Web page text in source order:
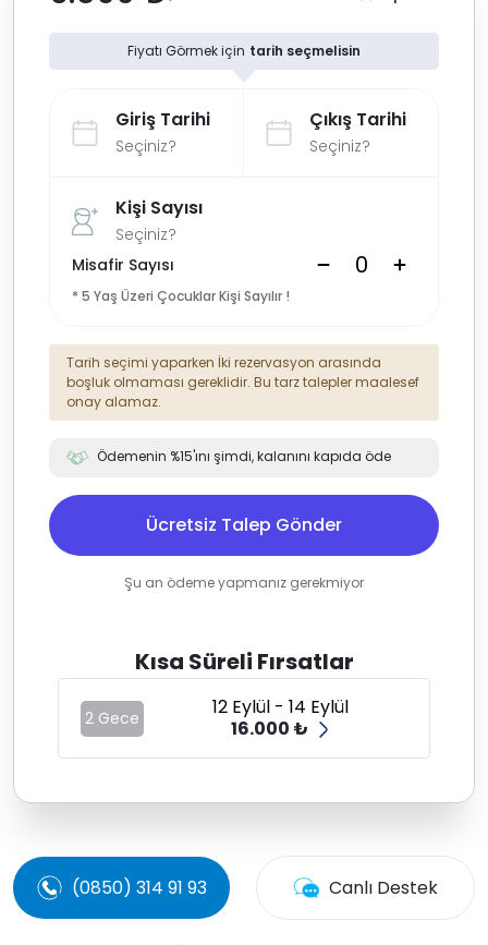
Fiyatı Görmek için tarih seçmelisin
Giriş Tarihi
Seçiniz?
Çıkış Tarihi
Seçiniz?
Kişi Sayısı
Seçiniz?
Misafir Sayısı
* 5 Yaş Üzeri Çocuklar Kişi Sayılır !
Tarih seçimi yaparken İki rezervasyon arasında
boşluk olmaması gereklidir. Bu tarz talepler maalesef
onay alamaz.
Ödemenin %15'ını şimdi, kalanını kapıda öde
Ücretsiz Talep Gönder
Şu an ödeme yapmanız gerekmiyor
Kısa Süreli Fırsatlar
2 Gece
12 Eylül - 14 Eylül
16.000 ₺
(0850) 314 91 93 Canlı Destek